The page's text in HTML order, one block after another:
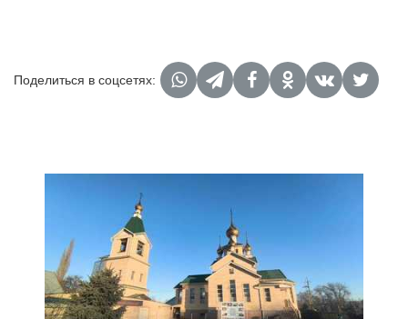
Поделиться в соцсетях: